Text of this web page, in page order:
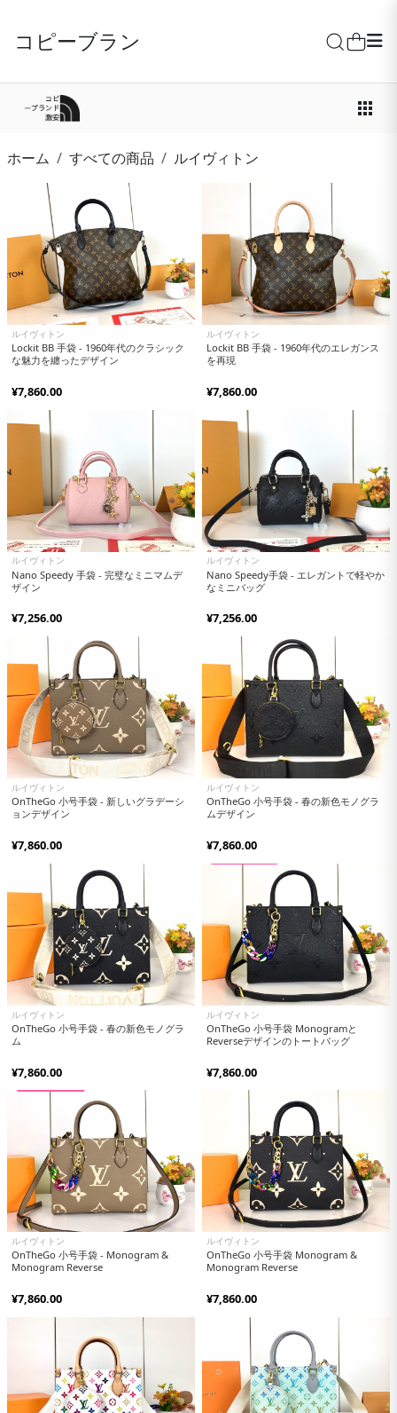
コピーブランド激安
ホーム すべての商品 ルイヴィトン
ルイヴィトン
Lockit BB 手袋 - 1960年代のクラシック
な魅力を纏ったデザイン
¥7,860.00
ルイヴィトン
Lockit BB 手袋 - 1960年代のエレガンス
を再現
¥7,860.00
ルイヴィトン
Nano Speedy 手袋 - 完璧なミニマムデ
ザイン
¥7,256.00
ルイヴィトン
Nano Speedy手袋 - エレガントで軽やか
なミニバッグ
¥7,256.00
ルイヴィトン
OnTheGo 小号手袋 - 新しいグラデーシ
ョンデザイン
¥7,860.00
ルイヴィトン
OnTheGo 小号手袋 - 春の新色モノグラ
ムデザイン
¥7,860.00
ルイヴィトン
OnTheGo 小号手袋 - 春の新色モノグラ
ム
¥7,860.00
ルイヴィトン
OnTheGo 小号手袋 Monogramと
Reverseデザインのトートバッグ
¥7,860.00
ルイヴィトン
OnTheGo 小号手袋 - Monogram &
Monogram Reverse
¥7,860.00
ルイヴィトン
OnTheGo 小号手袋 Monogram &
Monogram Reverse
¥7,860.00